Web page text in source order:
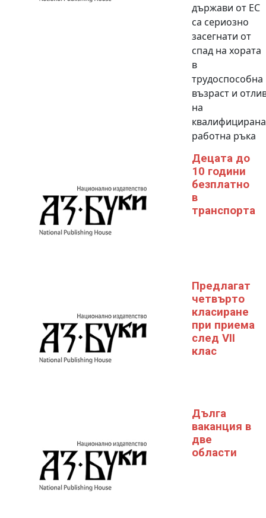
държави от ЕС
са сериозно
засегнати от
спад на хората
в
трудоспособна
възраст и
на
квалифицирана
работна ръка
Децата до
10 години
безплатно
в
транспорта
Предлагат
четвърто
класиране
при приема
след VII
клас
Дълга
ваканция в
две
области